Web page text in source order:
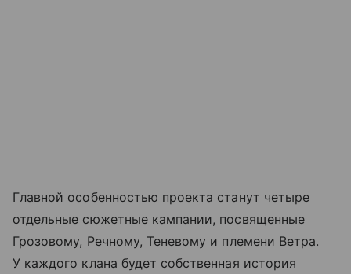
Главной особенностью проекта станут четыре
отдельные сюжетные кампании, посвященные
Грозовому, Речному, Теневому и племени Ветра.
У каждого клана будет собственная история